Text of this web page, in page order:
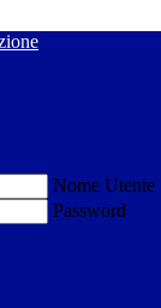
Nome Utente
Password